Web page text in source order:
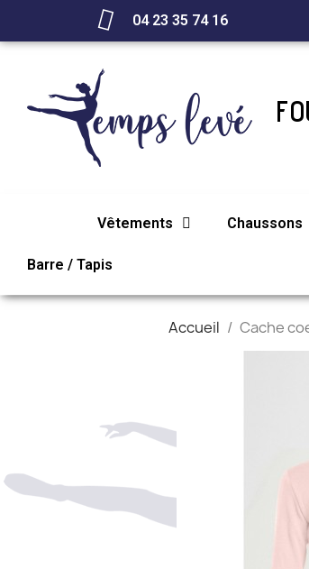
04 23 35 74 16
Vêtements Chaussons
Barre / Tapis
Accueil Cache